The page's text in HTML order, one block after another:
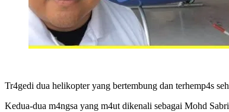
Tr4gedi dua helikopter yang bertembung dan terhemp4s
Kedua-dua m4ngsa yang m4ut dikenali sebagai Mohd